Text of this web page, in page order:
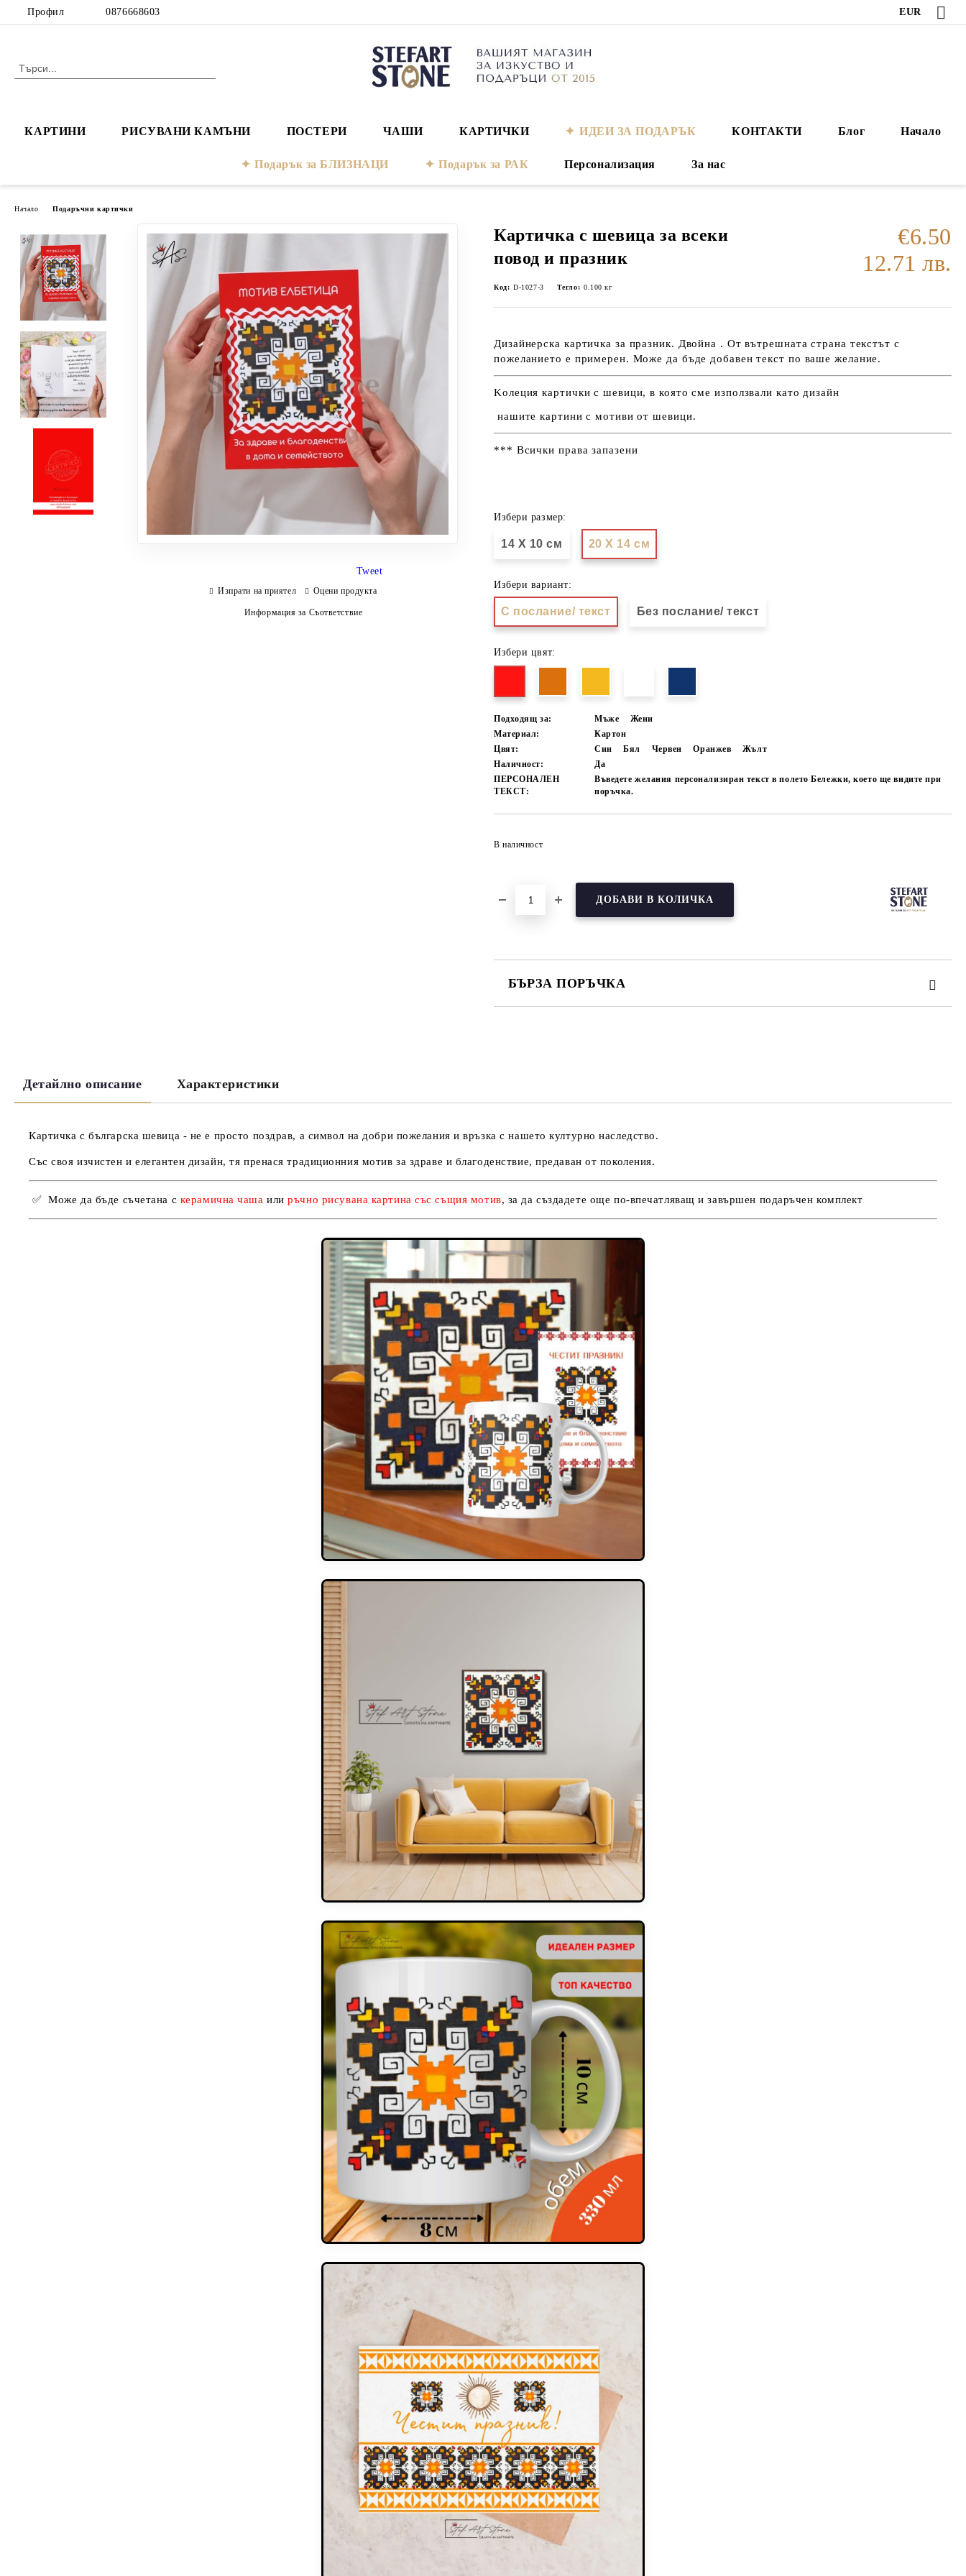
Профил 0876668603 EUR
КАРТИНИ РИСУВАНИ КАМЪНИ ПОСТЕРИ ЧАШИ КАРТИЧКИ ИДЕИ ЗА ПОДАРЪК КОНТАКТИ Блог Начало
Подарък за БЛИЗНАЦИ Подарък за РАК Персонализация За нас
Начало Подаръчни картички
Картичка с шевица за всеки
повод и празник
€6.50
12.71 лв.
Код: D-1027-3 Тегло: 0.100 кг
Дизайнерска картичка за празник. Двойна . От вътрешната страна текстът с
пожеланието е примерен. Може да бъде добавен текст по ваше желание.
Kолеция картички с шевици, в която сме използвали като дизайн
нашите картини с мотиви от шевици.
*** Всички права запазени
Избери размер:
14 Х 10 см 20 Х 14 см
Избери вариант:
С послание/ текст Без послание/ текст
Избери цвят:
Подходящ за: Мъже
Жени
Материал:
Картон
Цвят:
Син Бял Червен Оранжев
Жълт
Наличност:
Да
ПЕРСОНАЛЕН
ТЕКСТ:
Въведете желания персонализиран текст в полето Бележки, което ще видите при
поръчка.
В наличност
БЪРЗА ПОРЪЧКА
Tweet
Изпрати на приятел Оцени продукта
Информация за Съответствие
Детайлно описание Характеристики
Картичка с българска шевица - не е просто поздрав, а символ на добри пожелания и връзка с нашето културно наследство.
Със своя изчистен и елегантен дизайн, тя пренася традиционния мотив за здраве и благоденствие, предаван от поколения.
✅ Може да бъде съчетана с керамична чашаили ръчно рисувана картина със същия мотив, за да създадете още по-впечатляващ и завършен подаръчен комплект